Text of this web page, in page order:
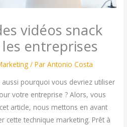
vidéos snack
entreprises
/ ParAntonio Costa
pourquoi vous devriez utiliser
votre entreprise ? Alors, vous
article, nous mettons en avant
cette technique marketing. Prêt à